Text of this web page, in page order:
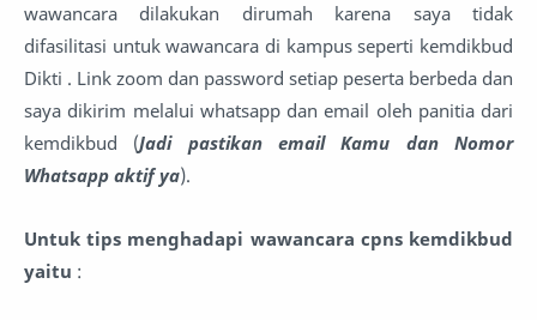
wawancara dilakukan dirumah karena saya tidak
difasilitasi untuk wawancara di kampus seperti kemdikbud
Dikti . Link zoom dan password setiap peserta berbeda dan
saya dikirim melalui whatsapp dan email oleh panitia dari
kemdikbud (Jadi pastikan email Kamu dan Nomor
Whatsapp aktif ya).
Untuk tips menghadapi wawancara cpns kemdikbud
yaitu :